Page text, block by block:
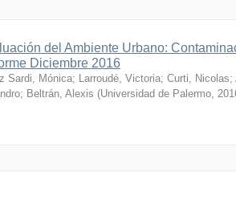
del Ambiente Urbano:
Diciembre 2016
Sardi, Mónica; Larroudé, Victoria; Curti, Nicolas;
; Beltrán, Alexis (Universidad de Palermo,